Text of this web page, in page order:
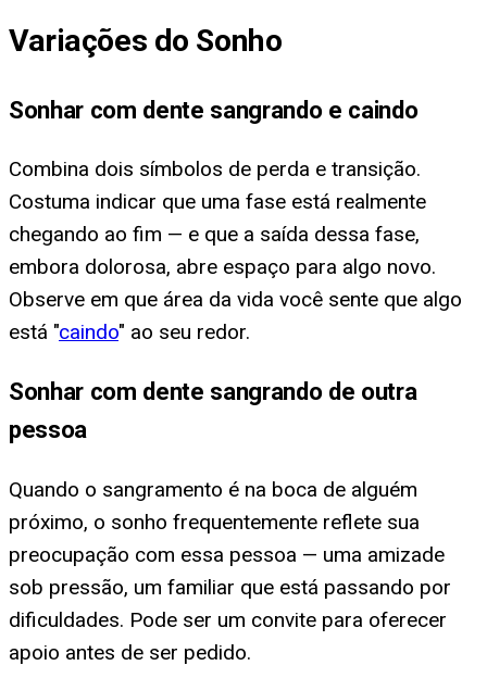
Variações do Sonho
Sonhar com dente sangrando e caindo
Combina dois símbolos de perda e transição.
Costuma indicar que uma fase está realmente
chegando ao fim — e que a saída dessa fase,
embora dolorosa, abre espaço para algo novo.
Observe em que área da vida você sente que algo
está "caindo" ao seu redor.
Sonhar com dente sangrando de outra
pessoa
Quando o sangramento é na boca de alguém
próximo, o sonho frequentemente reflete sua
preocupação com essa pessoa — uma amizade
sob pressão, um familiar que está passando por
dificuldades. Pode ser um convite para oferecer
apoio antes de ser pedido.